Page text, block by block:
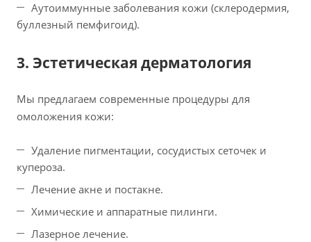
Аутоиммунные заболевания кожи (склеродермия,
буллезный пемфигоид).
3. Эстетическая дерматология
Мы предлагаем современные процедуры для
омоложения кожи:
Удаление пигментации, сосудистых сеточек и
купероза.
Лечение акне и постакне.
Химические и аппаратные пилинги.
Лазерное лечение.